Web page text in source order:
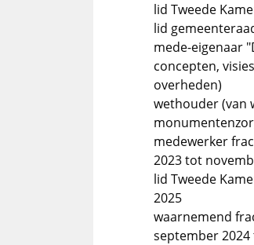
lid Tweede
lid
mede-eigenaar
concepten,
overheden)
wethouder (van
medewerker
2023 tot
lid Tweede
2025
waarnemend
september